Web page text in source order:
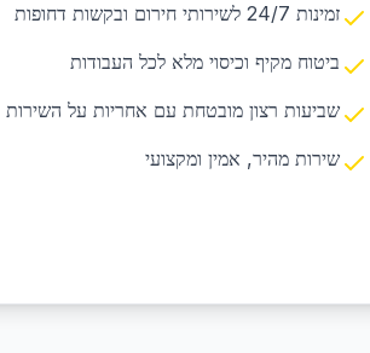
זמינות 24/7 לשירותי חירום ובקשות דחופות
ביטוח מקיף וכיסוי מלא לכל העבודות
שביעות רצון מובטחת עם אחריות על השירות
שירות מהיר, אמין ומקצועי